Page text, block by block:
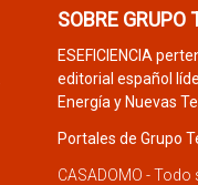
SOBRE GRUPO
ESEFICIENCIA
editorial español
Energía y Nuevas
Portales de Grupo
CASADOMO -